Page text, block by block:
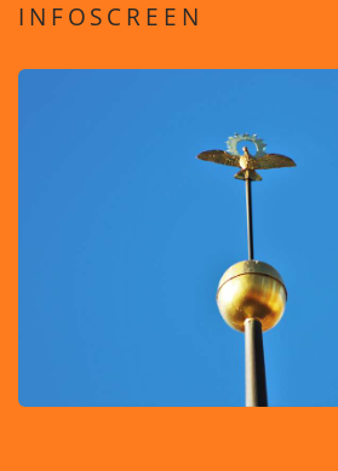
INFOSCREEN